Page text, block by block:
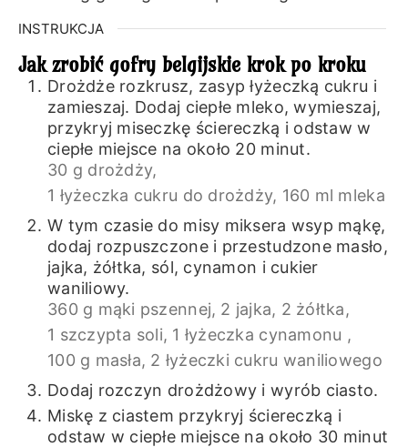
INSTRUKCJA
Jak zrobić gofry belgijskie krok po kroku
Drożdże rozkrusz, zasyp łyżeczką cukru i
zamieszaj. Dodaj ciepłe mleko, wymieszaj,
przykryj miseczkę ściereczką i odstaw w
ciepłe miejsce na około 20 minut.
30 g drożdży,
1 łyżeczka cukru do drożdży, 160 ml mleka
W tym czasie do misy miksera wsyp mąkę,
dodaj rozpuszczone i przestudzone masło,
jajka, żółtka, sól, cynamon i cukier
waniliowy.
360 g mąki pszennej, 2 jajka, 2 żółtka,
1 szczypta soli, 1 łyżeczka cynamonu ,
100 g masła, 2 łyżeczki cukru waniliowego
Dodaj rozczyn drożdżowy i wyrób ciasto.
Miskę z ciastem przykryj ściereczką i
odstaw w ciepłe miejsce na około 30 minut